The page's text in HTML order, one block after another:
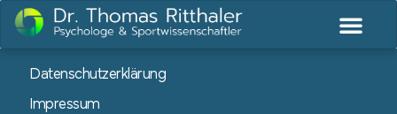
Datenschutzerklärung
Impressum